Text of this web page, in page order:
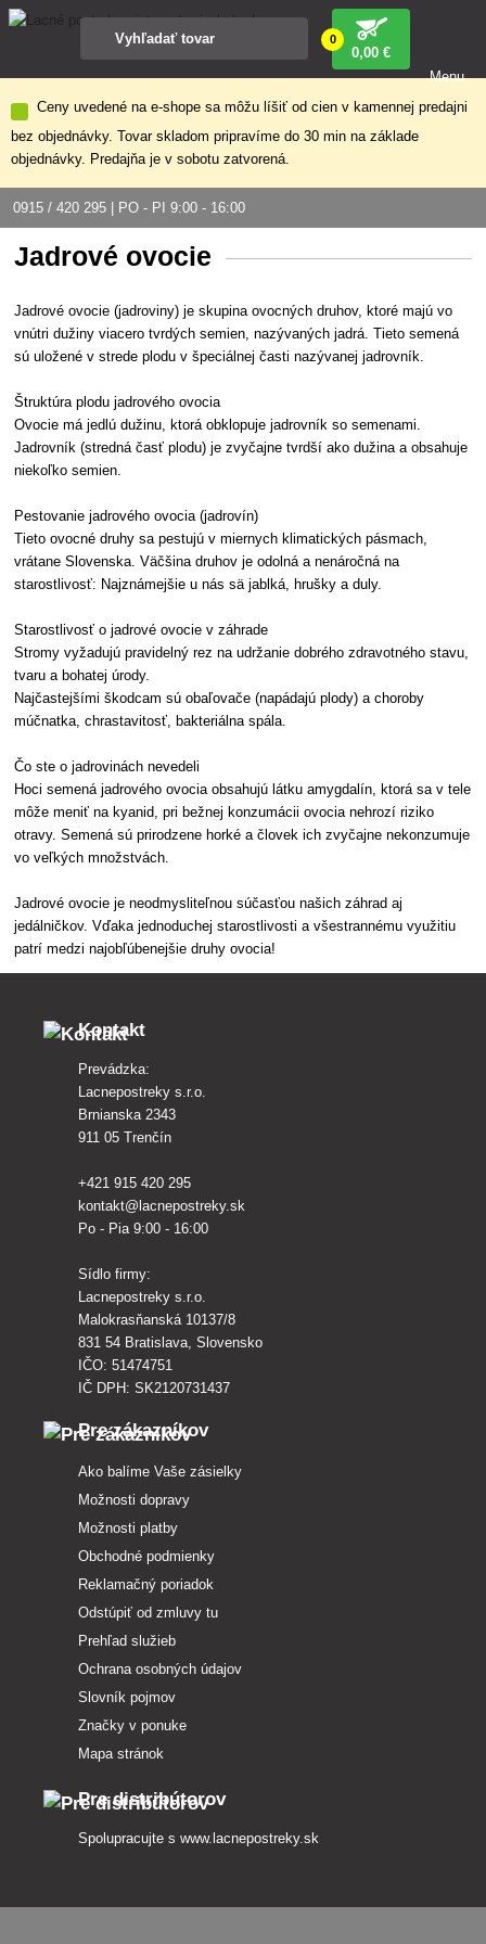
Ceny uvedené na e-shope sa môžu líšiť od cien v kamennej predajni
bez objednávky. Tovar skladom pripravíme do 30 min na základe
objednávky. Predajňa je v sobotu zatvorená.
0915 / 420 295 | PO - PI 9:00 - 16:00
0
0,00 €
Menu
Jadrové ovocie
Jadrové ovocie (jadroviny) je skupina ovocných druhov, ktoré majú vo
vnútri dužiny viacero tvrdých semien, nazývaných jadrá. Tieto semená
sú uložené v strede plodu v špeciálnej časti nazývanej jadrovník.
Štruktúra plodu jadrového ovocia
Ovocie má jedlú dužinu, ktorá obklopuje jadrovník so semenami.
Jadrovník (stredná časť plodu) je zvyčajne tvrdší ako dužina a obsahuje
niekoľko semien.
Pestovanie jadrového ovocia (jadrovín)
Tieto ovocné druhy sa pestujú v miernych klimatických pásmach,
vrátane Slovenska. Väčšina druhov je odolná a nenáročná na
starostlivosť: Najznámejšie u nás sä jablká, hrušky a duly.
Starostlivosť o jadrové ovocie v záhrade
Stromy vyžadujú pravidelný rez na udržanie dobrého zdravotného stavu,
tvaru a bohatej úrody.
Najčastejšími škodcam sú obaľovače (napádajú plody) a choroby
múčnatka, chrastavitosť, bakteriálna spála.
Čo ste o jadrovinách nevedeli
Hoci semená jadrového ovocia obsahujú látku amygdalín, ktorá sa v tele
môže meniť na kyanid, pri bežnej konzumácii ovocia nehrozí riziko
otravy. Semená sú prirodzene horké a človek ich zvyčajne nekonzumuje
vo veľkých množstvách.
Jadrové ovocie je neodmysliteľnou súčasťou našich záhrad aj
jedálničkov. Vďaka jednoduchej starostlivosti a všestrannému využitiu
patrí medzi najobľúbenejšie druhy ovocia!
Kontakt
Prevádzka:
Lacnepostreky s.r.o.
Brnianska 2343
911 05 Trenčín
+421 915 420 295
kontakt@lacnepostreky.sk
Po - Pia 9:00 - 16:00
Sídlo firmy:
Lacnepostreky s.r.o.
Malokrasňanská 10137/8
831 54 Bratislava, Slovensko
IČO: 51474751
IČ DPH: SK2120731437
Pre zákazníkov
Ako balíme Vaše zásielky
Možnosti dopravy
Možnosti platby
Obchodné podmienky
Reklamačný poriadok
Odstúpiť od zmluvy tu
Prehľad služieb
Ochrana osobných údajov
Slovník pojmov
Značky v ponuke
Mapa stránok
Pre distribútorov
Spolupracujte s www.lacnepostreky.sk